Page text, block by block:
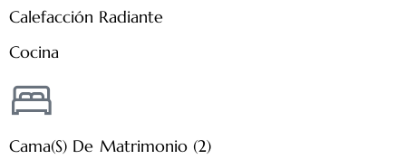
Calefacción Radiante
Cocina
Cama(s) De Matrimonio (2)